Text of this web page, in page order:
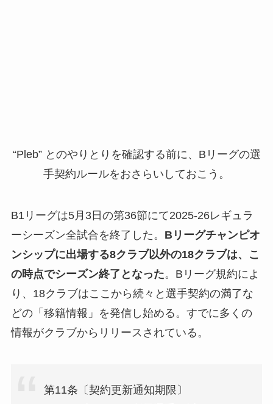
“Pleb” とのやりとりを確認する前に、Bリーグの選
手契約ルールをおさらいしておこう。
B1リーグは5月3日の第36節にて2025-26レギュラ
ーシーズン全試合を終了した。 Bリーグチャンピオ
ンシップに出場する8クラブ以外の18クラブは、こ
の時点でシーズン終了となった。Bリーグ規約によ
り、18クラブはここから続々と選手契約の満了な
どの「移籍情報」を発信し始める。すでに多くの
情報がクラブからリリースされている。
第11条〔契約更新通知期限〕